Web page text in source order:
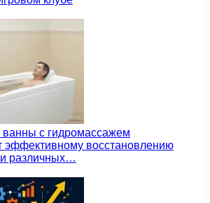
ванны с гидромассажем
эффективному восстановлению
различных…